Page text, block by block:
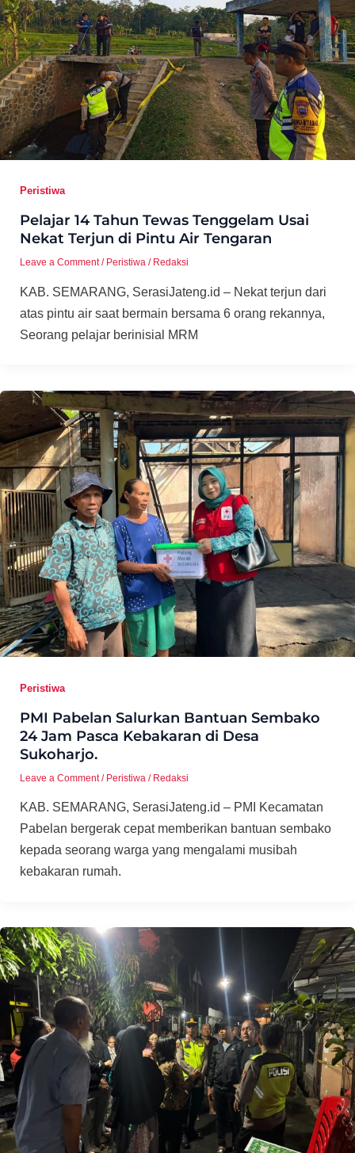
Peristiwa
Pelajar 14 Tahun Tewas Tenggelam Usai
Nekat Terjun di Pintu Air Tengaran
Leave a Comment / Peristiwa/ Redaksi
KAB. SEMARANG, SerasiJateng.id – Nekat terjun dari
atas pintu air saat bermain bersama 6 orang rekannya,
Seorang pelajar berinisial MRM
Peristiwa
PMI Pabelan Salurkan Bantuan Sembako
24 Jam Pasca Kebakaran di Desa
Sukoharjo.
Leave a Comment / Peristiwa / Redaksi
KAB. SEMARANG, SerasiJateng.id – PMI Kecamatan
Pabelan bergerak cepat memberikan bantuan sembako
kepada seorang warga yang mengalami musibah
kebakaran rumah.